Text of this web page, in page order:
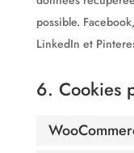
possible.
LinkedIn et
6. Cookies